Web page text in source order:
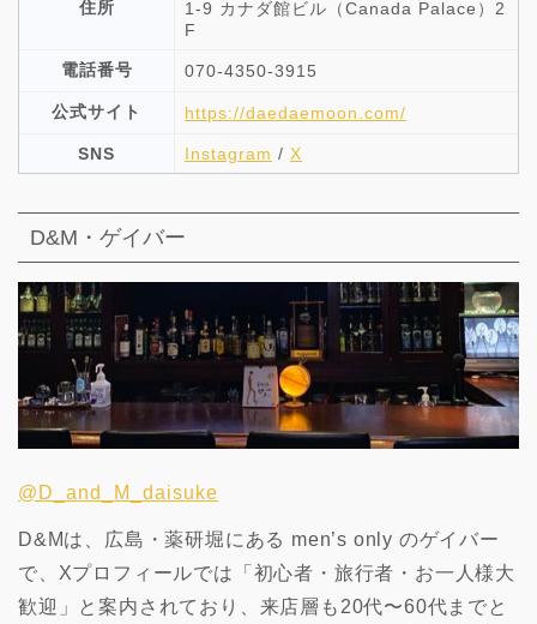
住所
1-9 カナダ館ビル（Canada Palace）2
F
電話番号 070-4350-3915
公式サイト https://daedaemoon.com/
SNS Instagram / X
D&M・ゲイバー
@D_and_M_daisuke
D&Mは、広島・薬研堀にある men’s only のゲイバー
で、Xプロフィールでは「初心者・旅行者・お一人様大
歓迎」と案内されており、来店層も20代〜60代までと